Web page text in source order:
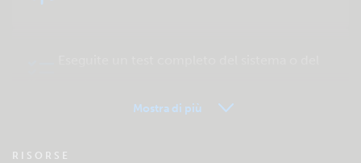
Mostra di più
RISORSE